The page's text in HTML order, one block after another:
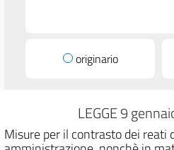
originario
LEGGE 9
Misure per il contrasto dei reati